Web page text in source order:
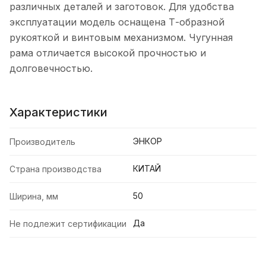
различных деталей и заготовок. Для удобства
эксплуатации модель оснащена Т-образной
рукояткой и винтовым механизмом. Чугунная
рама отличается высокой прочностью и
долговечностью.
Характеристики
Производитель ЭНКОР
Страна производства КИТАЙ
Ширина, мм 50
Не подлежит сертификации Да